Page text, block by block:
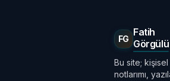
FG
Fatih
Görgülü
Bu site;
notlarımı,